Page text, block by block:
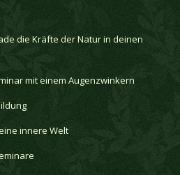
die Kräfte der Natur in deinen
mit einem Augenzwinkern
innere Welt